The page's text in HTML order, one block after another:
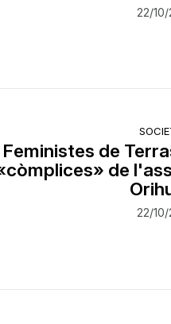
22/10/
Feministes de
de
22/10/